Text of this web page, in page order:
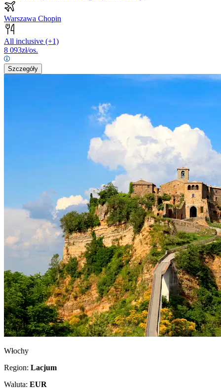
Warszawa Chopin
All inclusive (+1)
8 093zł/os.
Szczegóły
Włochy
Region: Lacjum
Waluta: EUR